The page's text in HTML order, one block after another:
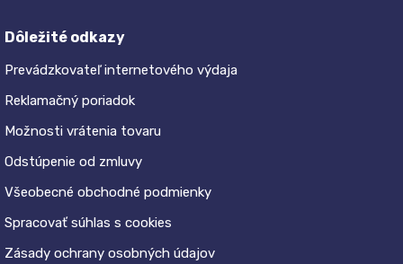
Dôležité odkazy
Prevádzkovateľ internetového výdaja
Reklamačný poriadok
Možnosti vrátenia tovaru
Odstúpenie od zmluvy
Všeobecné obchodné podmienky
Spracovať súhlas s cookies
Zásady ochrany osobných údajov